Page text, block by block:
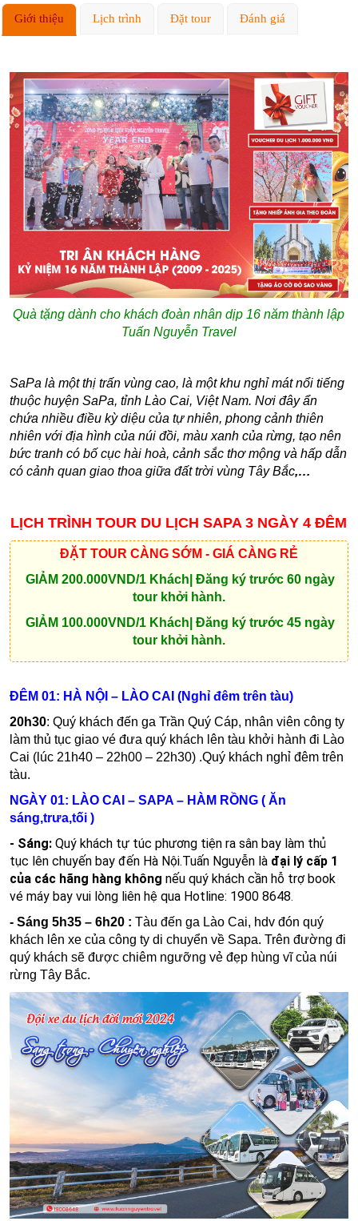
Giới thiệu Lịch trình Đặt tour Đánh giá
Quà tặng dành cho khách đoàn nhân dịp 16 năm thành lập
Tuấn Nguyễn Travel
SaPa là một thị trấn vùng cao, là một khu nghỉ mát nổi tiếng
thuộc huyện SaPa, tỉnh Lào Cai, Việt Nam. Nơi đây ẩn
chứa nhiều điều kỳ diệu của tự nhiên, phong cảnh thiên
nhiên với địa hình của núi đồi, màu xanh của rừng, tạo nên
bức tranh có bố cục hài hoà, cảnh sắc thơ mộng và hấp dẫn
có cảnh quan giao thoa giữa đất trời vùng Tây Bắc,…
LỊCH TRÌNH TOUR DU LỊCH SAPA 3 NGÀY 4 ĐÊM
ĐẶT TOUR CÀNG SỚM - GIÁ CÀNG RẺ
GIẢM 200.000VND/1 Khách| Đăng ký trước 60 ngày
tour khởi hành.
GIẢM 100.000VND/1 Khách| Đăng ký trước 45 ngày
tour khởi hành.
ĐÊM 01: HÀ NỘI – LÀO CAI (Nghỉ đêm trên tàu)
20h30: Quý khách đến ga Trần Quý Cáp, nhân viên công ty
làm thủ tục giao vé đưa quý khách lên tàu khởi hành đi Lào
Cai (lúc 21h40 – 22h00 – 22h30) .Quý khách nghỉ đêm trên
tàu.
NGÀY 01: LÀO CAI – SAPA – HÀM RỒNG ( Ăn
sáng,trưa,tối )
- Sáng: Quý khách tự túc phương tiện ra sân bay làm thủ
tục lên chuyến bay đến Hà Nội.Tuấn Nguyễn là đại lý cấp 1
của các hãng hàng không nếu quý khách cần hỗ trợ book
vé máy bay vui lòng liên hệ qua Hotline: 1900 8648.
- Sáng 5h35 – 6h20 : Tàu đến ga Lào Cai, hdv đón quý
khách lên xe của công ty di chuyển về Sapa. Trên đường đi
quý khách sẽ được chiêm ngưỡng vẻ đẹp hùng vĩ của núi
rừng Tây Bắc.